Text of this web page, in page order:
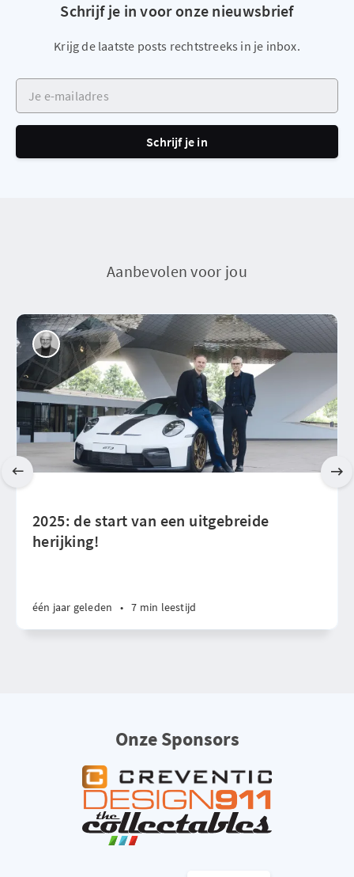
Schrijf je in voor onze nieuwsbrief
Krijg de laatste posts rechtstreeks in je inbox.
Je e-mailadres
Schrijf je in
Aanbevolen voor jou
2025: de start van een uitgebreide
herijking!
één jaar geleden • 7 min leestijd
Onze Sponsors